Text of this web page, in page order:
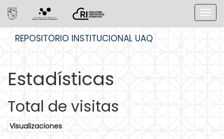
REPOSITORIO INSTITUCIONAL UAQ
Estadísticas
Total de visitas
Visualizaciones